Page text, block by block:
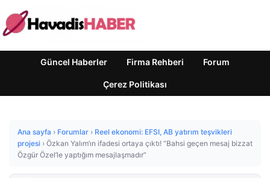
Güncel Haberler Firma Rehberi Forum
Çerez Politikası
Ana sayfa › Forumlar › Reel ekonomi: EFSI, AB yatırım teşvikleri
projesi › Özkan Yalım’ın ifadesi ortaya çıktı! “Bahsi geçen mesaj bizzat
Özgür Özel’le yaptığım mesajlaşmadır”